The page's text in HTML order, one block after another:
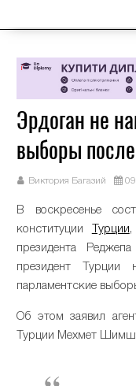
Эрдоган не
выборы
Виктория Багазий
В воскресенье
конституции
Турции,
президента
президент Турции
парламентские
Об этом заявил
Турции Мехмет